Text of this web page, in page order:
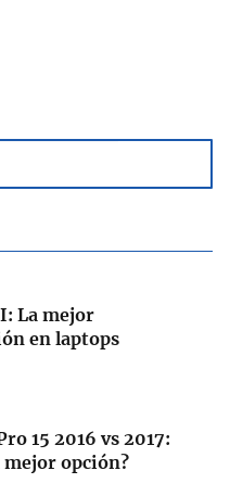
La mejor
en laptops
15 2016 vs 2017:
mejor opción?